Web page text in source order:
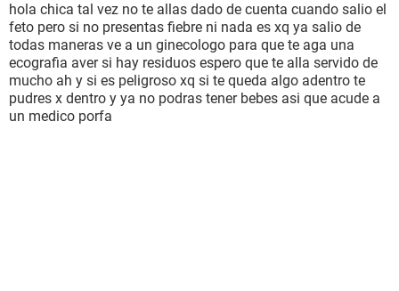
hola chica tal vez no te allas dado de cuenta cuando salio el
feto pero si no presentas fiebre ni nada es xq ya salio de
todas maneras ve a un ginecologo para que te aga una
ecografia aver si hay residuos espero que te alla servido de
mucho ah y si es peligroso xq si te queda algo adentro te
pudres x dentro y ya no podras tener bebes asi que acude a
un medico porfa